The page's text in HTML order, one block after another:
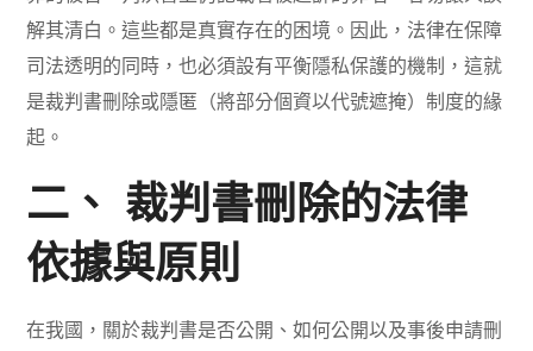
解其清白。這些都是真實存在的困境。因此，法律在保障
司法透明的同時，也必須設有平衡隱私保護的機制，這就
是裁判書刪除或隱匿（將部分個資以代號遮掩）制度的緣
起。
二、 裁判書刪除的法律
依據與原則
在我國，關於裁判書是否公開、如何公開以及事後申請刪